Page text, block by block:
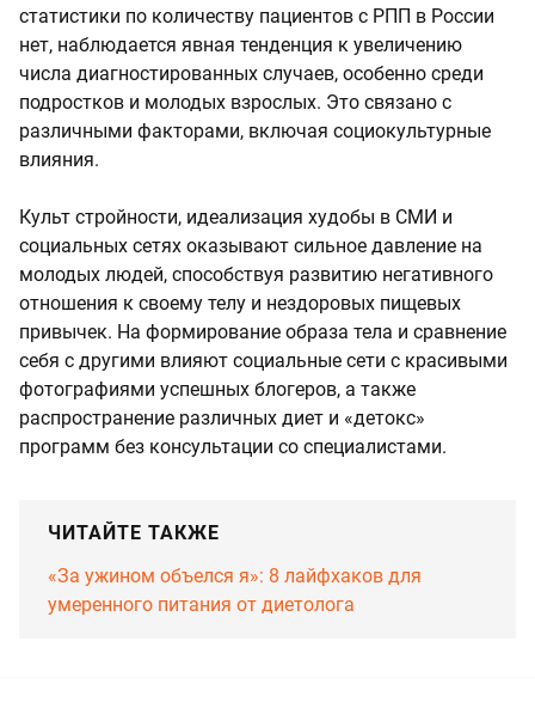
статистики по количеству пациентов с РПП в России
нет, наблюдается явная тенденция к увеличению
числа диагностированных случаев, особенно среди
подростков и молодых взрослых. Это связано с
различными факторами, включая социокультурные
влияния.
Культ стройности, идеализация худобы в СМИ и
социальных сетях оказывают сильное давление на
молодых людей, способствуя развитию негативного
отношения к своему телу и нездоровых пищевых
привычек. На формирование образа тела и сравнение
себя с другими влияют социальные сети с красивыми
фотографиями успешных блогеров, а также
распространение различных диет и «детокс»
программ без консультации со специалистами.
ЧИТАЙТЕ ТАКЖЕ
«За ужином объелся я»: 8 лайфхаков для
умеренного питания от диетолога